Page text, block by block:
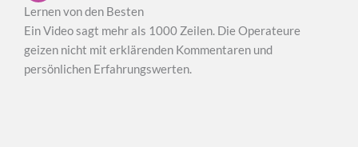
Lernen von den Besten
Ein Video sagt mehr als 1000 Zeilen. Die Operateure
geizen nicht mit erklärenden Kommentaren und
persönlichen Erfahrungswerten.